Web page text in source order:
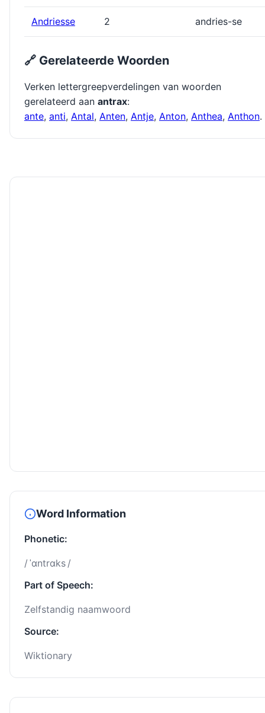
Andriesse 2 andries-se
🔗 Gerelateerde Woorden
Verken lettergreepverdelingen van woorden
gerelateerd aan antrax:
ante, anti, Antal, Anten, Antje, Anton, Anthea, Anthon.
Word Information
Phonetic:
/ ˈɑntrɑks /
Part of Speech:
Zelfstandig naamwoord
Source:
Wiktionary